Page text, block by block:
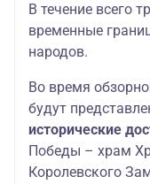
В течение всего
временные
народов.
Во время
будут
исторические
Победы – храм
Королевского